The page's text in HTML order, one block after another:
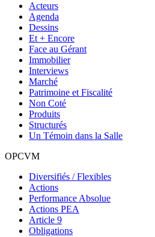
Acteurs
Agenda
Dessins
Et + Encore
Face au Gérant
Immobilier
Interviews
Marché
Patrimoine et Fiscalité
Non Coté
Produits
Structurés
Un Témoin dans la Salle
OPCVM
Diversifiés / Flexibles
Actions
Performance Absolue
Actions PEA
Article 9
Obligations